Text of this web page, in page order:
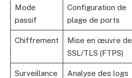
Mode
passif
Configuration de
plage de ports
Chiffrement
Mise en œuvre de
SSL/TLS (FTPS)
Surveillance
Analyse des logs